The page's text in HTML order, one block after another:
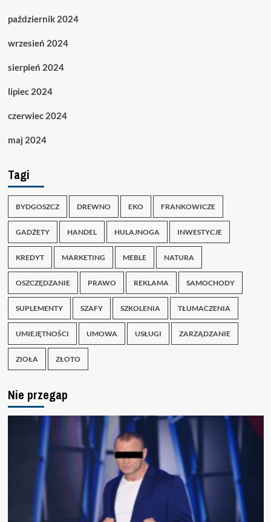
październik 2024
wrzesień 2024
sierpień 2024
lipiec 2024
czerwiec 2024
maj 2024
Tagi
BYDGOSZCZ DREWNO EKO FRANKOWICZE
GADŻETY HANDEL HULAJNOGA INWESTYCJE
KREDYT MARKETING MEBLE NATURA
OSZCZĘDZANIE PRAWO REKLAMA SAMOCHODY
SUPLEMENTY SZAFY SZKOLENIA TŁUMACZENIA
UMIEJĘTNOŚCI UMOWA USŁUGI ZARZĄDZANIE
ZIOŁA ZŁOTO
Nie przegap